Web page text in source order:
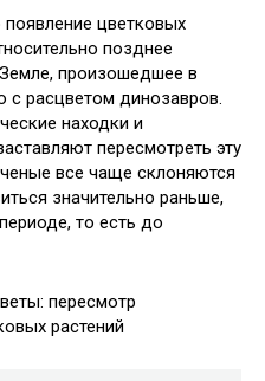
цветковых
позднее
произошедшее в
с расцветом динозавров.
находки и
пересмотреть эту
все чаще склоняются
значительно раньше,
то есть до